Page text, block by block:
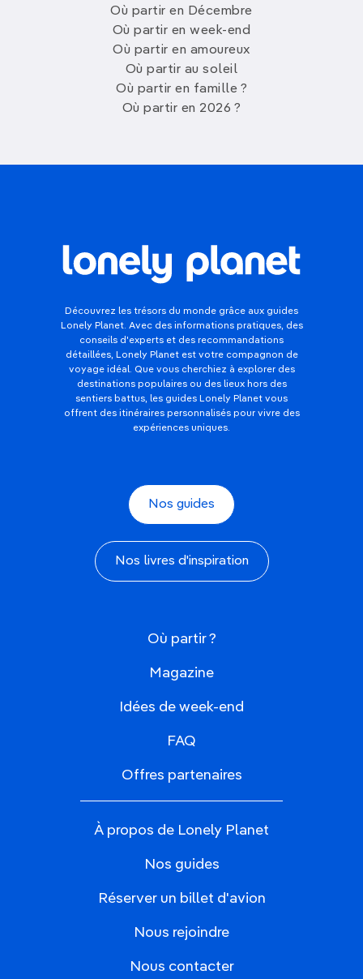
Où partir en Décembre
Où partir en week-end
Où partir en amoureux
Où partir au soleil
Où partir en famille ?
Où partir en 2026 ?
Découvrez les trésors du monde grâce aux guides
Lonely Planet. Avec des informations pratiques, des
conseils d'experts et des recommandations
détaillées, Lonely Planet est votre compagnon de
voyage idéal. Que vous cherchiez à explorer des
destinations populaires ou des lieux hors des
sentiers battus, les guides Lonely Planet vous
offrent des itinéraires personnalisés pour vivre des
expériences uniques.
Nos guides
Nos livres d'inspiration
Où partir ?
Magazine
Idées de week-end
FAQ
Offres partenaires
À propos de Lonely Planet
Nos guides
Réserver un billet d'avion
Nous rejoindre
Nous contacter